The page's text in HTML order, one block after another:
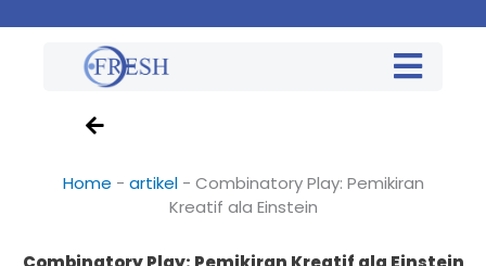
Home - artikel- Combinatory Play: Pemikiran
Kreatif ala Einstein